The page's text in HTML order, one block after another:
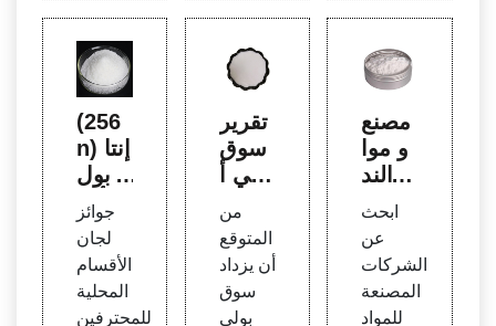
(256
n) إنتا
ج بول
ي أكر
يلاميد
أحادي
التش
تت &
جوائز
لجان
الأقسام
المحلية
للمحترفين
تقرير
سوق
بولي أ
يد كوب
وليمر
في ال
مغرب
من
المتوقع
أن يزداد
سوق
بولي
مصنع
و موا
د الند
ف، م
وردو
ن موا
د الند
ف لل
ابحث
عن
الشركات
المصنعة
للمواد